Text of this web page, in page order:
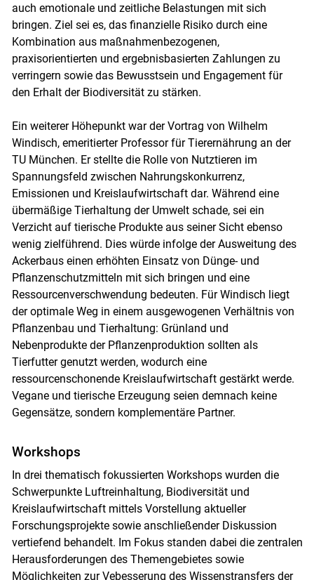
Skip to main content
auch emotionale und zeitliche Belastungen mit sich
bringen. Ziel sei es, das finanzielle Risiko durch eine
Kombination aus maßnahmenbezogenen,
praxisorientierten und ergebnisbasierten Zahlungen zu
verringern sowie das Bewusstsein und Engagement für
den Erhalt der Biodiversität zu stärken.
Ein weiterer Höhepunkt war der Vortrag von Wilhelm
Windisch, emeritierter Professor für Tierernährung an der
TU München. Er stellte die Rolle von Nutztieren im
Spannungsfeld zwischen Nahrungskonkurrenz,
Emissionen und Kreislaufwirtschaft dar. Während eine
übermäßige Tierhaltung der Umwelt schade, sei ein
Verzicht auf tierische Produkte aus seiner Sicht ebenso
wenig zielführend. Dies würde infolge der Ausweitung des
Ackerbaus einen erhöhten Einsatz von Dünge- und
Pflanzenschutzmitteln mit sich bringen und eine
Ressourcenverschwendung bedeuten. Für Windisch liegt
der optimale Weg in einem ausgewogenen Verhältnis von
Pflanzenbau und Tierhaltung: Grünland und
Nebenprodukte der Pflanzenproduktion sollten als
Tierfutter genutzt werden, wodurch eine
ressourcenschonende Kreislaufwirtschaft gestärkt werde.
Vegane und tierische Erzeugung seien demnach keine
Gegensätze, sondern komplementäre Partner.
Workshops
In drei thematisch fokussierten Workshops wurden die
Schwerpunkte Luftreinhaltung, Biodiversität und
Kreislaufwirtschaft mittels Vorstellung aktueller
Forschungsprojekte sowie anschließender Diskussion
vertiefend behandelt. Im Fokus standen dabei die zentralen
Herausforderungen des Themengebietes sowie
Möglichkeiten zur Vebesserung des Wissenstransfers der